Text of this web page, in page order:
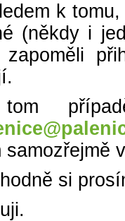
k
(někdy i
zapoměli
samozřejmě
si